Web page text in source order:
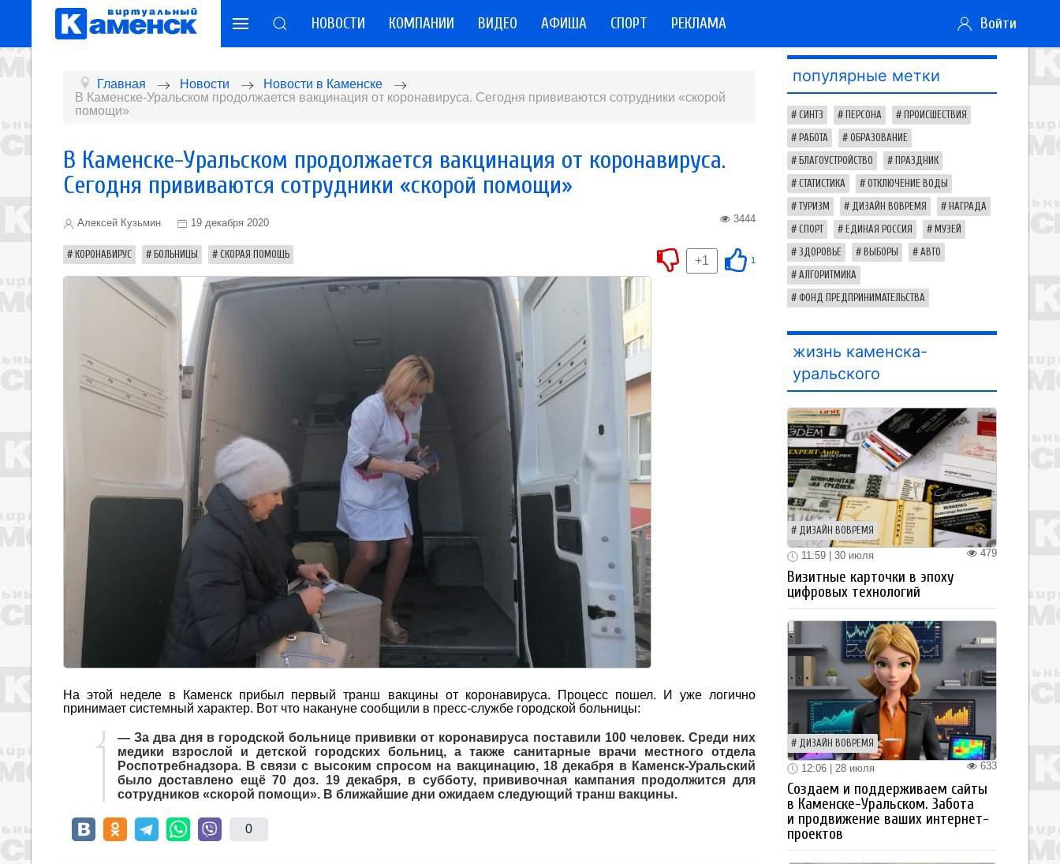
НОВОСТИ КОМПАНИИ ВИДЕО АФИША СПОРТ РЕКЛАМА Войти
Главная Новости
Новости в Каменске
В Каменске-Уральском продолжается вакцинация от коронавируса. Сегодня прививаются сотрудники «скорой
помощи»
В Каменске-Уральском продолжается вакцинация от коронавируса.
Сегодня прививаются сотрудники «скорой помощи»
Алексей Кузьмин 19 декабря 2020 3444
КОРОНАВИРУС БОЛЬНИЦЫ СКОРАЯ ПОМОЩЬ 1
+1
На этой неделе в Каменск прибыл первый транш вакцины от коронавируса. Процесс пошел. И уже логично
принимает системный характер. Вот что накануне сообщили в пресс-службе городской больницы:
— За два дня в городской больнице прививки от коронавируса поставили 100 человек. Среди них
медики взрослой и детской городских больниц, а также санитарные врачи местного отдела
Роспотребнадзора. В связи с высоким спросом на вакцинацию, 18 декабря в Каменск-Уральский
было доставлено ещё 70 доз. 19 декабря, в субботу, прививочная кампания продолжится для
сотрудников «скорой помощи». В ближайшие дни ожидаем следующий транш вакцины.
0
популярные метки
СИНТЗ ПЕРСОНА ПРОИСШЕСТВИЯ
РАБОТА ОБРАЗОВАНИЕ
БЛАГОУСТРОЙСТВО ПРАЗДНИК
СТАТИСТИКА ОТКЛЮЧЕНИЕ ВОДЫ
ТУРИЗМ ДИЗАЙН ВОВРЕМЯ НАГРАДА
СПОРТ ЕДИНАЯ РОССИЯ МУЗЕЙ
ЗДОРОВЬЕ ВЫБОРЫ АВТО
АЛГОРИТМИКА
ФОНД ПРЕДПРИНИМАТЕЛЬСТВА
жизнь каменска-
уральского
ДИЗАЙН ВОВРЕМЯ
479
11:59 | 30 июля
Визитные карточки в эпоху
цифровых технологий
ДИЗАЙН ВОВРЕМЯ
633
12:06 | 28 июля
Создаем и поддерживаем сайты
в Каменске-Уральском. Забота
и продвижение ваших интернет-
проектов